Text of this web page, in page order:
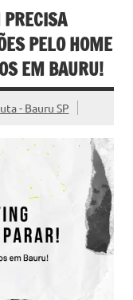
PELO HOME
EM BAURU!
- Bauru SP